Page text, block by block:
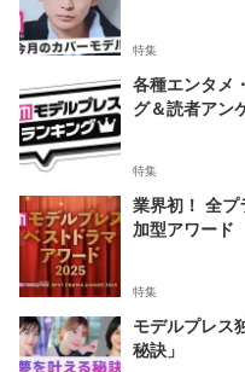
特集
各種エンタメ
グ＆読者アン
特集
業界初！ 全
加型アワード
特集
モデルプレス
秘訣」